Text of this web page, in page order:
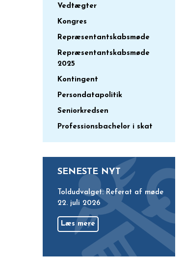
Vedtægter
Kongres
Repræsentantskabsmøde
Repræsentantskabsmøde
2025
Kontingent
Persondatapolitik
Seniorkredsen
Professionsbachelor i skat
SENESTE NYT
Toldudvalget: Referat af møde
22. juli 2026
Læs mere